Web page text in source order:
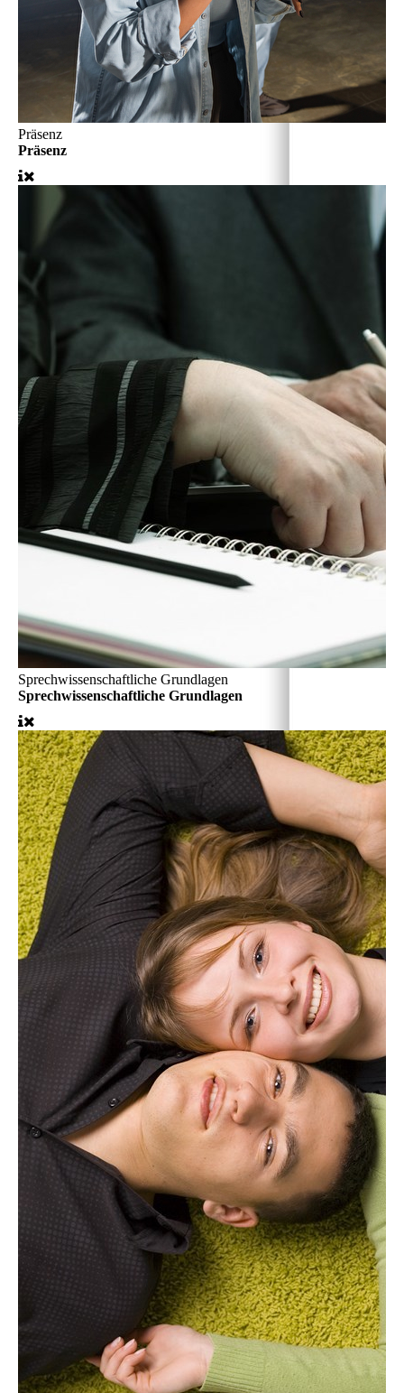
Präsenz
Präsenz
Sprechwissenschaftliche Grundlagen
Sprechwissenschaftliche Grundlagen